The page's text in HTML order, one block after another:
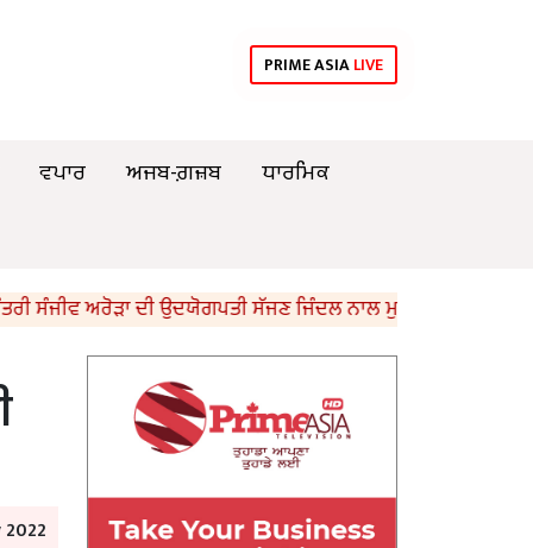
PRIME ASIALIVE
ਵਪਾਰ ਅਜਬ-ਗ਼ਜ਼ਬ
ਧਾਰਮਿਕ
ਅਰੋੜਾ ਦੀ ਉਦਯੋਗਪਤੀ ਸੱਜਣ ਜਿੰਦਲ ਨਾਲ ਮੁਲਾਕਾਤ; ਇਸਪਾਤ ਖੇਤਰ